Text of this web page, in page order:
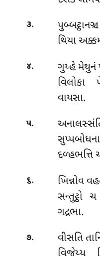
૩.
થિયા
૪.
ગુય્હે મેથુનં
વિલોકા
વાયસા.
૫.
દળ્હભત્તિ
૬.
ખિન્નોવ
સન્તુટ્ઠો
ગદ્રભા.
૭.
વીસતિ